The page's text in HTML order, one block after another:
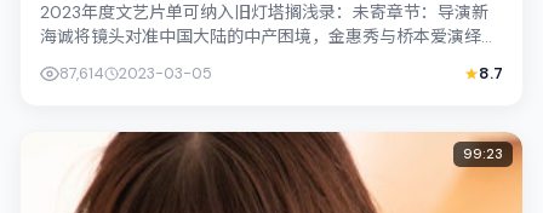
2023年度文艺片单可纳入旧灯塔搁浅录：未寄章节：导演新
海诚将镜头对准中国大陆的中产困境，金惠秀与桥本爱演绎兄
87,614 2023-03-05 8.7
99:23